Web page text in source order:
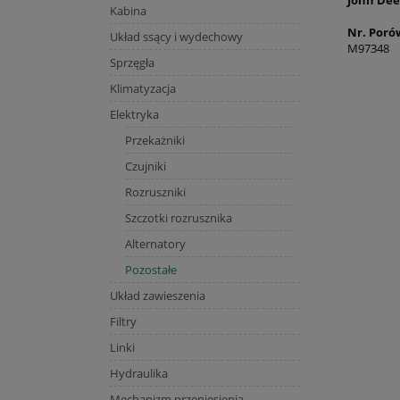
Kabina
Układ ssący i wydechowy
Sprzęgła
Klimatyzacja
Elektryka
Przekażniki
Czujniki
Rozruszniki
Szczotki rozrusznika
Alternatory
Pozostałe
Układ zawieszenia
Filtry
Linki
Hydraulika
Nr.
M97348